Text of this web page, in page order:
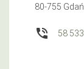
80-755
phone_in_talk 58